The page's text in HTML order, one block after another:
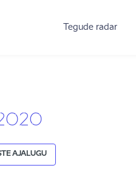
Tegude radar
AJALUGU